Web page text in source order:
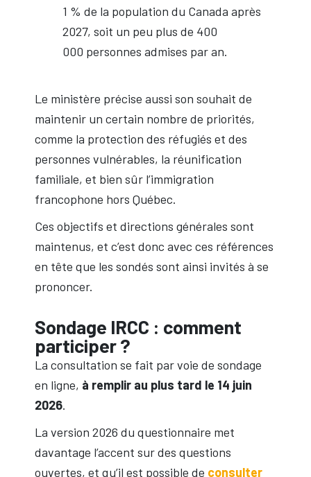
1 % de la population du Canada après
2027, soit un peu plus de 400
000 personnes admises par an.
Le ministère précise aussi son souhait de
maintenir un certain nombre de priorités,
comme la protection des réfugiés et des
personnes vulnérables, la réunification
familiale, et bien sûr l’immigration
francophone hors Québec.
Ces objectifs et directions générales sont
maintenus, et c’est donc avec ces références
en tête que les sondés sont ainsi invités à se
prononcer.
Sondage IRCC : comment
participer ?
La consultation se fait par voie de sondage
en ligne, à remplir au plus tard le 14 juin
2026.
La version 2026 du questionnaire met
davantage l’accent sur des questions
ouvertes, et qu’il est possible de consulter